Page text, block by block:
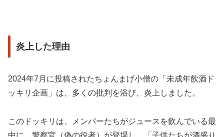
炎上した理由
2024年7月に投稿されたちょんまげ小僧の「未成年飲酒ド
ッキリ企画」は、多くの批判を浴び、炎上しました。
このドッキリは、メンバーたちがジュースを飲んでいる最
中に、警察官（偽の役者）が登場し、「子供たちが酒盛り